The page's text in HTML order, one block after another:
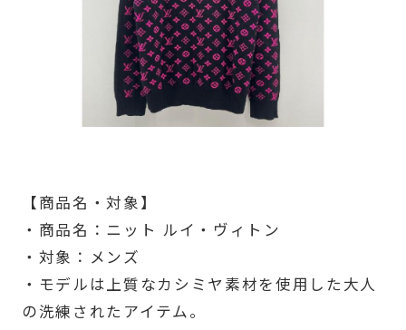
【商品名・対象】
・商品名：ニット ルイ・ヴィトン
・対象：メンズ
・モデルは上質なカシミヤ素材を使用した大人
の洗練されたアイテム。